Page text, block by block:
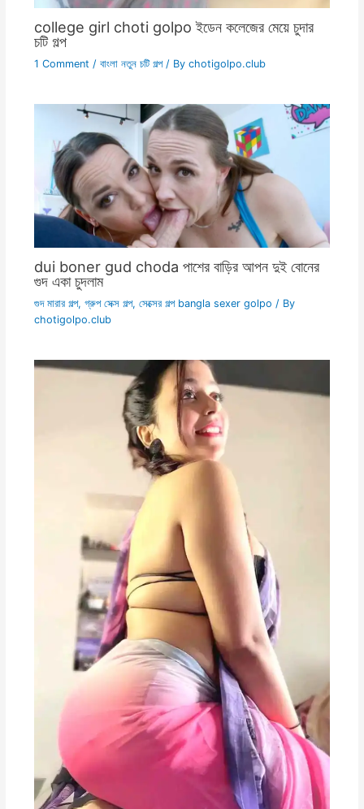
college girl choti golpo ইডেন কলেজের মেয়ে চুদার
চটি গল্প
1 Comment / বাংলা নতুন চটি গল্প/ By chotigolpo.club
dui boner gud choda পাশের বাড়ির আপন দুই বোনের
গুদ একা চুদলাম
গুদ মারার গল্প, গ্রুপ সেক্স গল্প, সেক্সের গল্প bangla sexer golpo / By
chotigolpo.club